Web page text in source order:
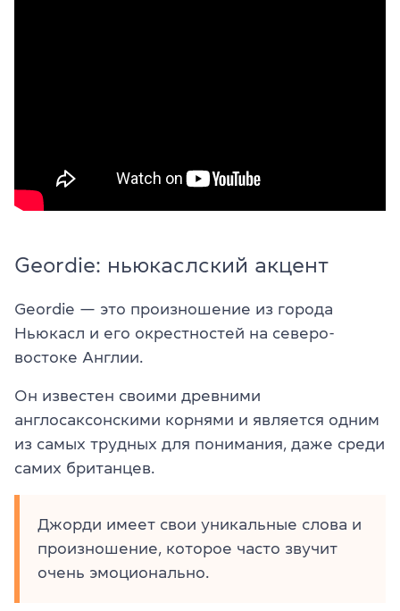
Geordie: ньюкаслский акцент
Geordie — это произношение из города
Ньюкасл и его окрестностей на северо-
востоке Англии.
Он известен своими древними
англосаксонскими корнями и является одним
из самых трудных для понимания, даже среди
самих британцев.
Джорди имеет свои уникальные слова и
произношение, которое часто звучит
очень эмоционально.